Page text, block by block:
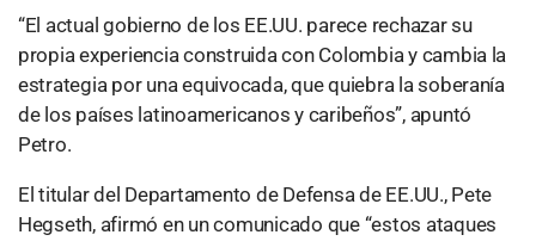
“El actual gobierno de los EE.UU. parece rechazar su
propia experiencia construida con Colombia y cambia la
estrategia por una equivocada, que quiebra la soberanía
de los países latinoamericanos y caribeños”, apuntó
Petro.
El titular del Departamento de Defensa de EE.UU., Pete
Hegseth, afirmó en un comunicado que “estos ataques